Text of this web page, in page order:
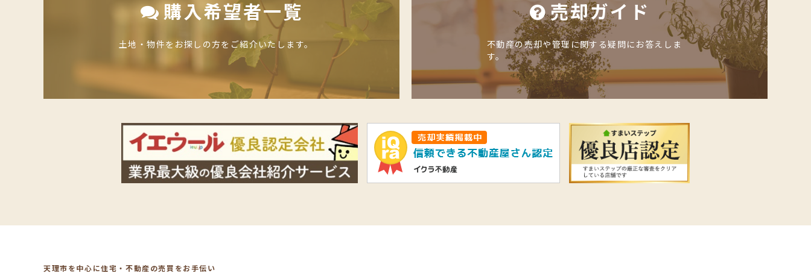
購入希望者一覧
土地・物件をお探しの方をご紹介いたします。
売却ガイド
不動産の売却や管理に関する疑問にお答えしま
す。
天理市を中心に住宅・不動産の売買をお手伝い